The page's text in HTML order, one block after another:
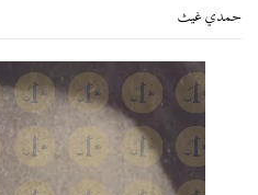
حمدي غيث